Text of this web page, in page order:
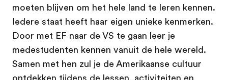
moeten blijven om het hele land te leren kennen.
Iedere staat heeft haar eigen unieke kenmerken.
Door met EF naar de VS te gaan leer je
medestudenten kennen vanuit de hele wereld.
Samen met hen zul je de Amerikaanse cultuur
ontdekken tijdens de lessen, activiteiten en